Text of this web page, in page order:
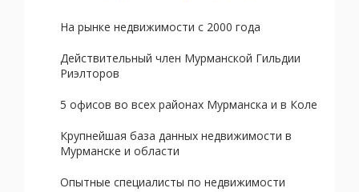
На рынке недвижимости с 2000 года
Действительный член Мурманской Гильдии
Риэлторов
5 офисов во всех районах Мурманска и в Коле
Крупнейшая база данных недвижимости в
Мурманске и области
Опытные специалисты по недвижимости